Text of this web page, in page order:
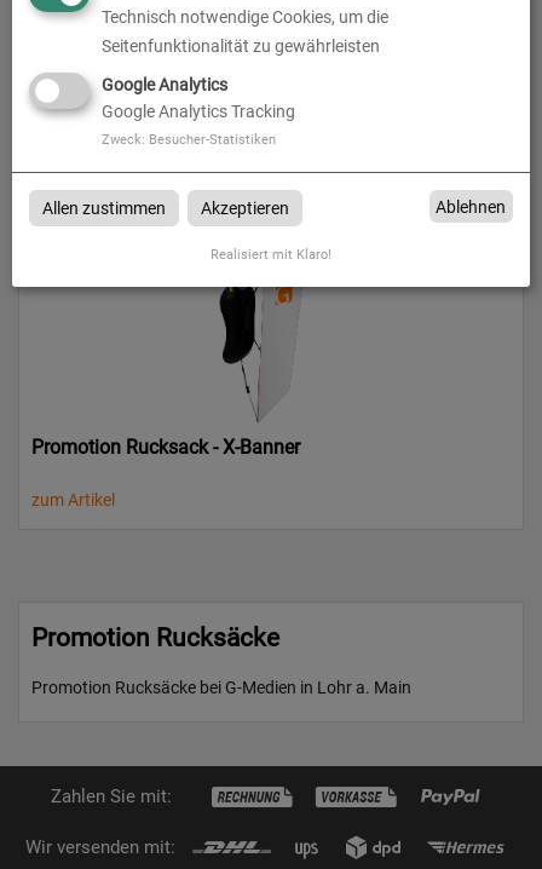
Promotion Rucksack - Wind
Promotion Rucksack - X-Banner
zum Artikel
Promotion Rucksäcke
Promotion Rucksäcke bei G-Medien in Lohr a. Main
Zahlen Sie mit:
Wir versenden mit:
Technisch notwendige Cookies, um die
Seitenfunktionalität zu gewährleisten
Google Analytics
Google Analytics Tracking
Zweck: Besucher-Statistiken
Allen zustimmen Akzeptieren Ablehnen
Realisiert mit Klaro!